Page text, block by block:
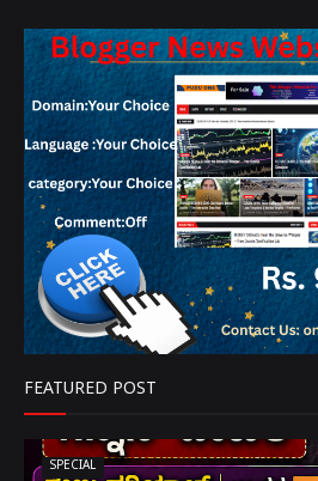
FEATURED POST
SPECIAL